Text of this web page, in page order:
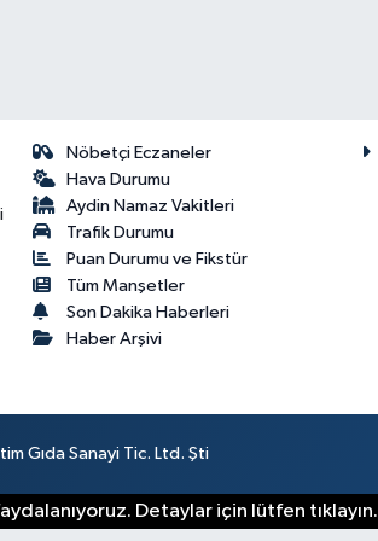
Nöbetçi Eczaneler
Hava Durumu
Aydin Namaz Vakitleri
Trafik Durumu
Puan Durumu ve Fikstür
Tüm Manşetler
Son Dakika Haberleri
Haber Arşivi
Gıda Sanayi Tic. Ltd. Şti
Detaylar için lütfen tıklayın.